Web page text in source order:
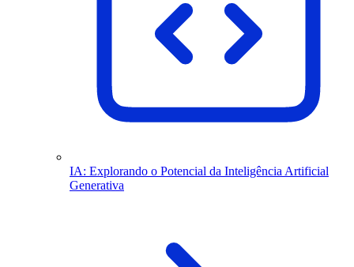
IA: Explorando o Potencial da Inteligência Artificial
Generativa